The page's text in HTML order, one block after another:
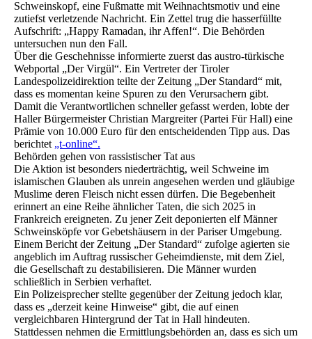
Schweinskopf, eine Fußmatte mit Weihnachtsmotiv und eine
zutiefst verletzende Nachricht. Ein Zettel trug die hasserfüllte
Aufschrift: „Happy Ramadan, ihr Affen!“. Die Behörden
untersuchen nun den Fall.
Über die Geschehnisse informierte zuerst das austro-türkische
Webportal „Der Virgül“. Ein Vertreter der Tiroler
Landespolizeidirektion teilte der Zeitung „Der Standard“ mit,
dass es momentan keine Spuren zu den Verursachern gibt.
Damit die Verantwortlichen schneller gefasst werden, lobte der
Haller Bürgermeister Christian Margreiter (Partei Für Hall) eine
Prämie von 10.000 Euro für den entscheidenden Tipp aus. Das
berichtet „t-online“.
Behörden gehen von rassistischer Tat aus
Die Aktion ist besonders niederträchtig, weil Schweine im
islamischen Glauben als unrein angesehen werden und gläubige
Muslime deren Fleisch nicht essen dürfen. Die Begebenheit
erinnert an eine Reihe ähnlicher Taten, die sich 2025 in
Frankreich ereigneten. Zu jener Zeit deponierten elf Männer
Schweinsköpfe vor Gebetshäusern in der Pariser Umgebung.
Einem Bericht der Zeitung „Der Standard“ zufolge agierten sie
angeblich im Auftrag russischer Geheimdienste, mit dem Ziel,
die Gesellschaft zu destabilisieren. Die Männer wurden
schließlich in Serbien verhaftet.
Ein Polizeisprecher stellte gegenüber der Zeitung jedoch klar,
dass es „derzeit keine Hinweise“ gibt, die auf einen
vergleichbaren Hintergrund der Tat in Hall hindeuten.
Stattdessen nehmen die Ermittlungsbehörden an, dass es sich um